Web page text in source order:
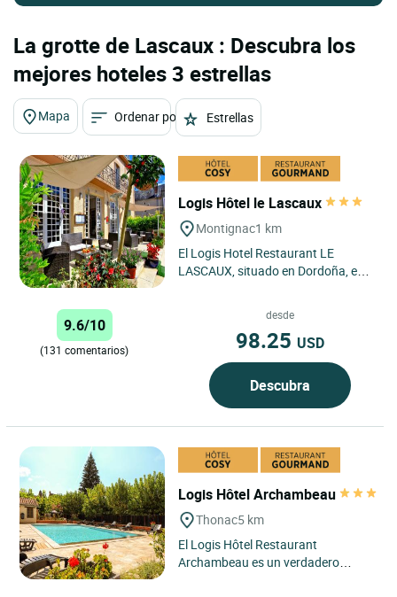
La grotte de Lascaux : Descubra los
mejores hoteles 3 estrellas
Mapa Ordenar por Estrellas
Logis Hôtel le Lascaux
Montignac1 km
El Logis Hotel Restaurant LE
LASCAUX, situado en Dordoña, es
9.6/10
(131 comentarios)
desde
98.25 USD
Descubra
Logis Hôtel Archambeau
Thonac5 km
El Logis Hôtel Restaurant
Archambeau es un verdadero